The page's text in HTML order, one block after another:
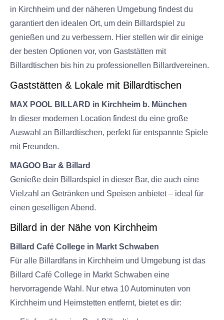
in Kirchheim und der näheren Umgebung findest du
garantiert den idealen Ort, um dein Billardspiel zu
genießen und zu verbessern. Hier stellen wir dir einige
der besten Optionen vor, von Gaststätten mit
Billardtischen bis hin zu professionellen Billardvereinen.
Gaststätten & Lokale mit Billardtischen
MAX POOL BILLARD in Kirchheim b. München
In dieser modernen Location findest du eine große
Auswahl an Billardtischen, perfekt für entspannte Spiele
mit Freunden.
MAGOO Bar & Billard
Genieße dein Billardspiel in dieser Bar, die auch eine
Vielzahl an Getränken und Speisen anbietet – ideal für
einen geselligen Abend.
Billard in der Nähe von Kirchheim
Billard Café College in Markt Schwaben
Für alle Billardfans in Kirchheim und Umgebung ist das
Billard Café College in Markt Schwaben eine
hervorragende Wahl. Nur etwa 10 Autominuten von
Kirchheim und Heimstetten entfernt, bietet es dir: